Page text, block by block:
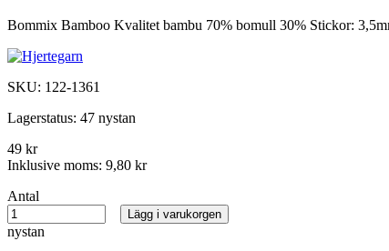
Bommix Bamboo Kvalitet bambu 70% bomull 30% Stickor:
SKU: 122-1361
Lagerstatus: 47 nystan
49 kr
Inklusive moms: 9,80 kr
Antal
nystan
Lägg i varukorgen